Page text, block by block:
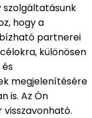
szolgáltatásunk
hogy a
partnerei
különösen
megjelenítésére
is. Az Ön
visszavonható.